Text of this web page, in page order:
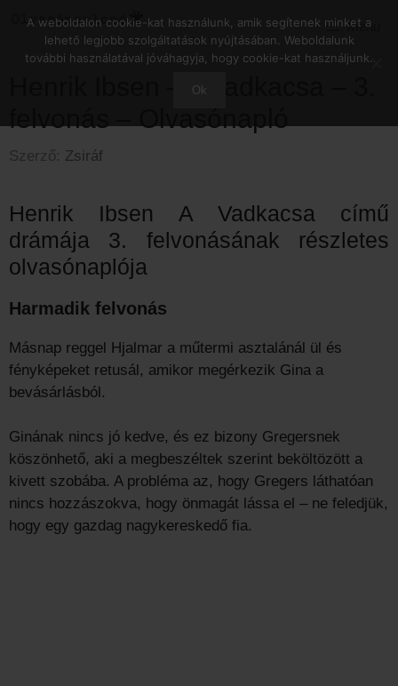
tartalomba
Menu
Henrik Ibsen – A vadkacsa – 3.
felvonás – Olvasónapló
Szerző: Zsiráf
Henrik Ibsen A Vadkacsa című
drámája 3. felvonásának részletes
olvasónaplója
Harmadik felvonás
Másnap reggel Hjalmar a műtermi asztalánál ül és
fényképeket retusál, amikor megérkezik Gina a
bevásárlásból.
Ginának nincs jó kedve, és ez bizony Gregersnek
köszönhető, aki a megbeszéltek szerint beköltözött a
kivett szobába. A probléma az, hogy Gregers láthatóan
nincs hozzászokva, hogy önmagát lássa el – ne feledjük,
hogy egy gazdag nagykereskedő fia.
A weboldalon cookie-kat használunk, amik segítenek minket a
lehető legjobb szolgáltatások nyújtásában. Weboldalunk
további használatával jóváhagyja, hogy cookie-kat használjunk.
Ok